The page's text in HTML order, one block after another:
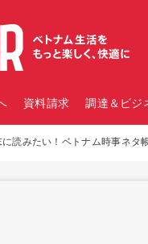
資料請求 調達＆ビジ
読みたい！ベトナム時事ネタ